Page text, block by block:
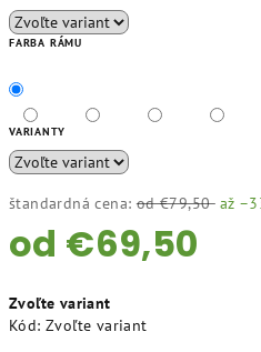
FARBA RÁMU
VARIANTY
štandardná cena: od €79,50 až
od €69,50
cena:
Zvoľte variant
Kód: Zvoľte variant